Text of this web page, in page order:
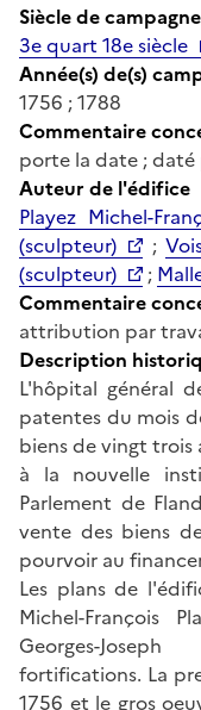
Siècle de
3e quart 18e siècle
Année(s) de(s)
1756 ; 1788
Commentaire
porte la date ; daté
Auteur de l'édifice
Playez Michel-
(sculpteur)
;
(sculpteur)
;
Commentaire
attribution par
Description
L'hôpital général
patentes du mois
biens de vingt trois
à la nouvelle
Parlement de
vente des biens
pourvoir au
Les plans de
Michel-François
Georges-
fortifications. La
1756 et le gros